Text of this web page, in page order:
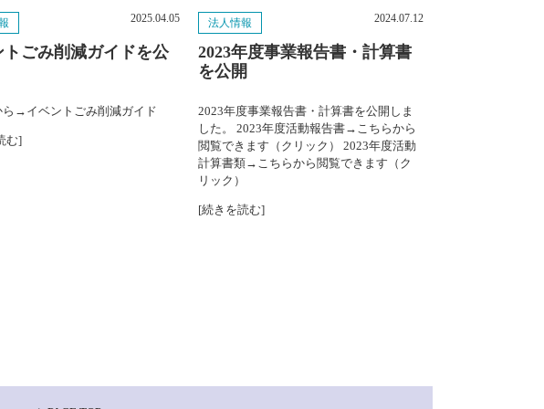
2024年10月
2024年9月
2024年8月
2024年7月
2025.04.05
トごみ削減ガイドを公
ら→イベントごみ削減ガイド
む]
法人情報 2024.07.12
2023年度事業報告書・計算書
を公開
2023年度事業報告書・計算書を公開しま
した。 2023年度活動報告書→こちらから
閲覧できます（クリック） 2023年度活動
計算書類→こちらから閲覧できます（ク
リック）
[続きを読む]